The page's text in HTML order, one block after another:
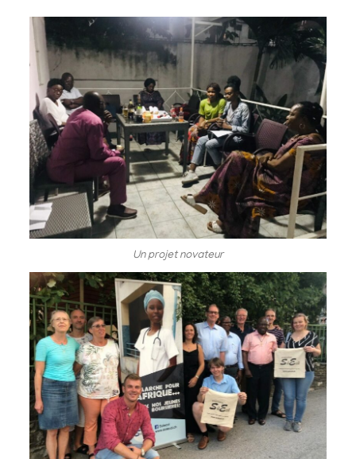
Un projet novateur